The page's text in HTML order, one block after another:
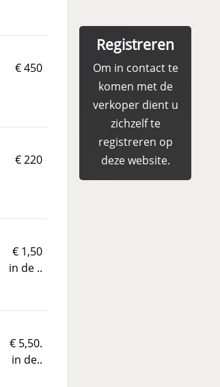
€ 450
€ 220
€ 1,50
in de ..
€ 5,50.
in de..
Registreren
Om in contact te
komen met de
verkoper dient u
zichzelf te
registreren op
deze website.